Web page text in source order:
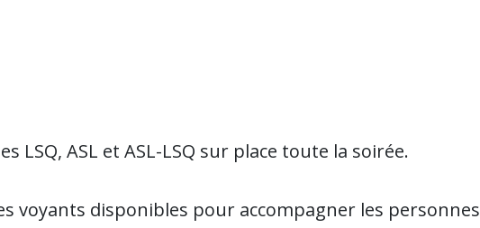
LSQ, ASL et ASL-LSQ sur place toute la soirée.
voyants disponibles pour accompagner les personnes